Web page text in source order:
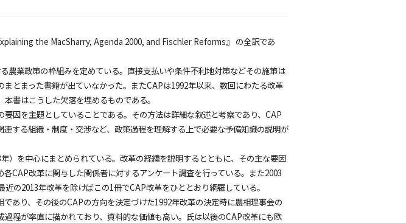
the MacSharry, Agenda 2000, and Fischler Reforms』 の全訳であ
農業政策の枠組みを定めている。直接支払いや条件不利地対策などその施策は
とまった書籍が出ていなかった。またCAPは1992年以来、数回にわたる改革
書はこうした欠落を埋めるものである。
因を主題としていることである。その方法は詳細な叙述と考察であり、CAP
する組織・制度・交渉など、政策過程を理解する上で必要な予備知識の説明が
）を中心にまとめられている。改革の経緯を説明するとともに、その主な要因
CAP改革に関与した関係者に対するアンケート調査を行っている。また2003
の2013年改革を除けばこの1冊でCAP改革をひととおり網羅している。
あり、その後のCAPの方向を決定づけた1992年改革の決定時に農相理事会の
程が率直に描かれており、資料的な価値も高い。氏は以後のCAP改革にも欧